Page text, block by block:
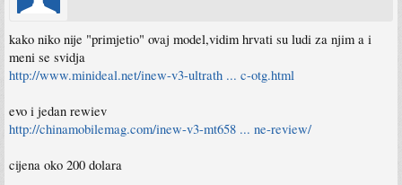
kako niko nije "primjetio" ovaj model,vidim hrvati su ludi za njim a i
meni se svidja
http://www.minideal.net/inew-v3-ultrath ... c-otg.html
evo i jedan rewiev
http://chinamobilemag.com/inew-v3-mt658 ... ne-review/
cijena oko 200 dolara